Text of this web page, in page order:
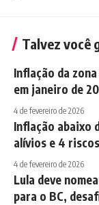
Talvez você
Inflação da
em janeiro de
4 de fevereiro de 2026
Inflação abaixo
alívios e 4 riscos
4 de fevereiro de 2026
Lula deve
para o BC,